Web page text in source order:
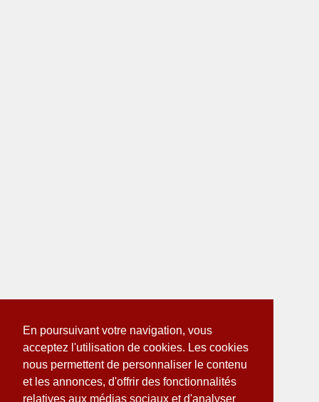
En poursuivant votre navigation, vous
acceptez l'utilisation de cookies. Les cookies
nous permettent de personnaliser le contenu
et les annonces, d'offrir des fonctionnalités
relatives aux médias sociaux et d'analyser